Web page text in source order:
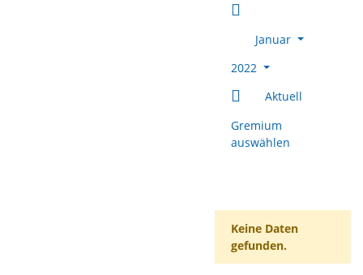
Januar
2022
Aktuell
Gremium
auswählen
Keine Daten
gefunden.